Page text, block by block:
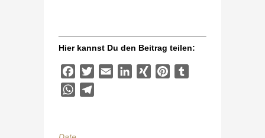
Hier kannst Du den Beitrag teilen:
Facebook
TwitterEmail LinkedIn
XING Pinterest
WhatsApp